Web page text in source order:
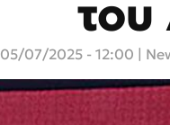
05/07/2025 - 12:00